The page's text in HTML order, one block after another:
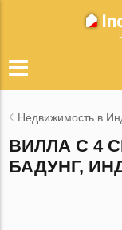
Недвижимость в
ВИЛЛА С 4
БАДУНГ,